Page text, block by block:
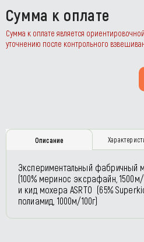
Сумма к оплате
Сумма к оплате является
уточнению после контрольного
Описание
Экспериментальный фабричный
(100% меринос эксрафайн, 1500м/
и кид мохера ASRTO (65%
полиамид, 1000м/100г)